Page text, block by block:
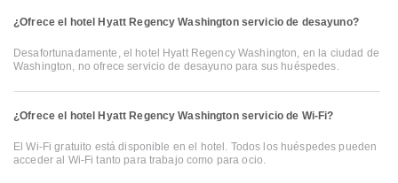
¿Ofrece el hotel Hyatt Regency Washington servicio de desayuno?
Desafortunadamente, el hotel Hyatt Regency Washington, en la ciudad de
Washington, no ofrece servicio de desayuno para sus huéspedes.
¿Ofrece el hotel Hyatt Regency Washington servicio de Wi-Fi?
El Wi-Fi gratuito está disponible en el hotel. Todos los huéspedes pueden
acceder al Wi-Fi tanto para trabajo como para ocio.